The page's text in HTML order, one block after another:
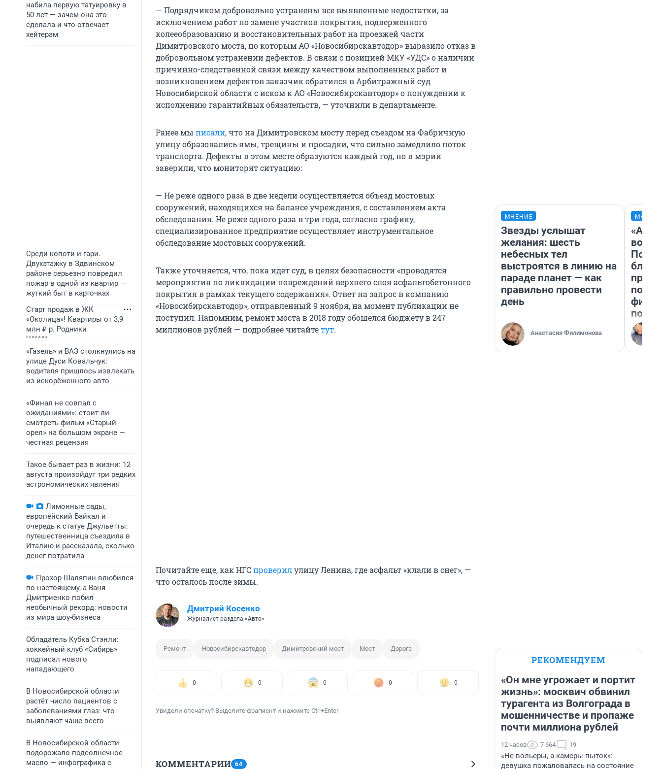
набила первую татуировку в
50 лет — зачем она это
сделала и что отвечает
хейтерам
Среди копоти и гари.
Двухэтажку в Здвинском
районе серьезно повредил
пожар в одной из квартир —
жуткий быт в карточках
Старт продаж в ЖК
«Околица»! Квартиры от 3,9
млн ₽ р. Родники
«Газель» и ВАЗ столкнулись на
улице Дуси Ковальчук:
водителя пришлось извлекать
из искорёженного авто
«Финал не совпал с
ожиданиями»: стоит ли
смотреть фильм «Старый
орел» на большом экране —
честная рецензия
Такое бывает раз в жизни: 12
августа произойдут три редких
астрономических явления
Лимонные сады,
европейский Байкал и
очередь к статуе Джульетты:
путешественница съездила в
Италию и рассказала, сколько
денег потратила
Прохор Шаляпин влюбился
по-настоящему, а Ваня
Дмитриенко побил
необычный рекорд: новости
из мира шоу-бизнеса
Обладатель Кубка Стэнли:
хоккейный клуб «Сибирь»
подписал нового
нападающего
В Новосибирской области
растёт число пациентов с
заболеваниями глаз: что
выявляют чаще всего
В Новосибирской области
подорожало подсолнечное
масло — инфографика с
— Подрядчиком добровольно устранены все выявленные недостатки, за
исключением работ по замене участков покрытия, подверженного
колееобразованию и восстановительных работ на проезжей части
Димитровского моста, по которым АО «Новосибирскавтодор» выразило отказ в
добровольном устранении дефектов. В связи с позицией МКУ «УДС» о наличии
причинно-следственной связи между качеством выполненных работ и
возникновением дефектов заказчик обратился в Арбитражный суд
Новосибирской области с иском к АО «Новосибирскавтодор» о понуждении к
исполнению гарантийных обязательств, — уточнили в департаменте.
Ранее мы писали, что на Димитровском мосту перед съездом на Фабричную
улицу образовались ямы, трещины и просадки, что сильно замедлило поток
транспорта. Дефекты в этом месте образуются каждый год, но в мэрии
заверили, что мониторят ситуацию:
— Не реже одного раза в две недели осуществляется объезд мостовых
сооружений, находящихся на балансе учреждения, с составлением акта
обследования. Не реже одного раза в три года, согласно графику,
специализированное предприятие осуществляет инструментальное
обследование мостовых сооружений.
Также уточняется, что, пока идет суд, в целях безопасности «проводятся
мероприятия по ликвидации повреждений верхнего слоя асфальтобетонного
покрытия в рамках текущего содержания». Ответ на запрос в компанию
«Новосибирскавтодор», отправленный 9 ноября, на момент публикации не
поступил. Напомним, ремонт моста в 2018 году обошелся бюджету в 247
миллионов рублей — подробнее читайтетут.
Почитайте еще, как НГСпроверилулицу Ленина, где асфальт «клали в снег», —
что осталось после зимы.
Дмитрий Косенко
Журналист раздела «Авто»
Ремонт Новосибирскавтодор Димитровский мост Мост Дорога
0 0 0 0 0
Увидели опечатку? Выделите фрагмент и нажмите Ctrl+Enter
КОММЕНТАРИИ 64
МНЕНИЕ
Звезды услышат
желания: шесть
небесных тел
выстроятся в линию на
параде планет — как
правильно провести
день
Анастасия Филимонова
вот
РЕКОМЕНДУЕМ
«Он мне угрожает и портит
жизнь»: москвич обвинил
турагента из Волгограда в
мошенничестве и пропаже
почти миллиона рублей
12 часов 7 664 19
«Не вольеры, а камеры пыток»:
девушка пожаловалась на состояние